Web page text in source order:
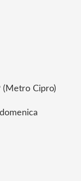
(Metro Cipro)